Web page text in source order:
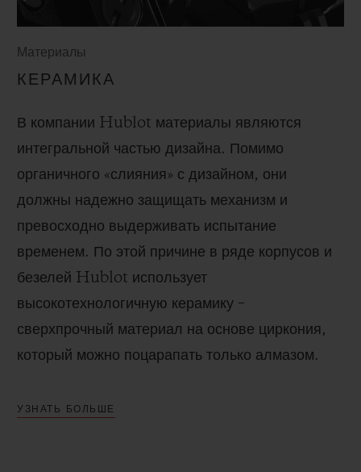
Материалы
КЕРАМИКА
В компании Hublot материалы являются
интегральной частью дизайна. Помимо
органичного «слияния» с дизайном, они
должны надежно защищать механизм и
превосходно выдерживать испытание
временем. По этой причине в ряде корпусов и
безелей Hublot использует
высокотехнологичную керамику –
сверхпрочный материал на основе циркония,
который можно поцарапать только алмазом.
УЗНАТЬ БОЛЬШЕ